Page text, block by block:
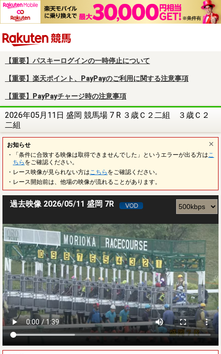
【重要】パスキーログインの一時停止について
【重要】楽天ポイント、PayPayのご利用に関する注意事項
【重要】PayPayチャージ時の注意事項
2026年05月11日 盛岡 競馬場 7 R ３歳Ｃ２二組 ３歳Ｃ２
二組
お知らせ
・「条件に合致する映像は取得できませんでした」というエラーが出る方は こ
ちら をご確認ください。
・レース映像が見られない方は こちら をご確認ください。
・レース開始前は、他場の映像が流れることがあります。
過去映像 2026/05/11 盛岡 7R